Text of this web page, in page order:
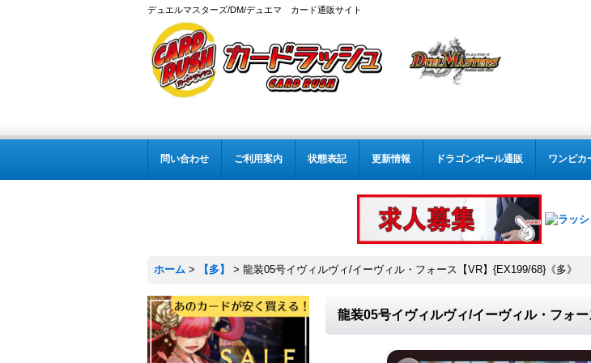
デュエルマスターズ/DM/デュエマ カード通販サイト
問い合わせ ご利用案内 状態表記 更新情報 ドラゴンボール通販 ワンピカ
ホーム > 【多】 > 龍装05号イヴィルヴィ/イーヴィル・フォース【VR】{EX199/68}《多》
龍装05号イヴィルヴィ/イーヴィル・フォ